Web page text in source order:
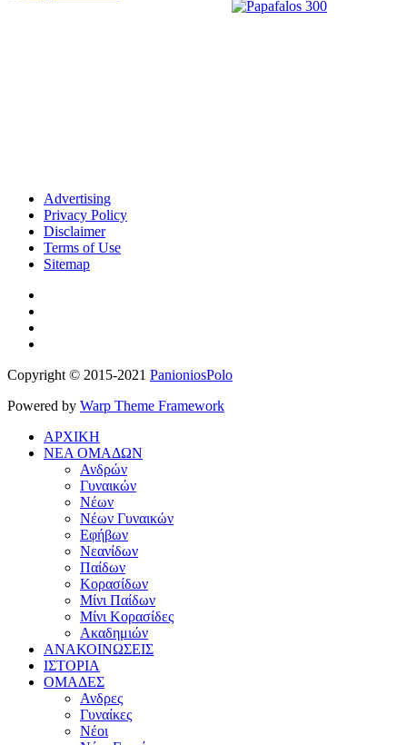
Advertising
Privacy Policy
Disclaimer
Terms of Use
Sitemap
Copyright © 2015-2021 PanioniosPolo
Powered by Warp Theme Framework
ΑΡΧΙΚΗ
ΝΕΑ ΟΜΑΔΩΝ
Ανδρών
Γυναικών
Νέων
Νέων Γυναικών
Εφήβων
Νεανίδων
Παίδων
Κορασίδων
Μίνι Παίδων
Μίνι Κορασίδες
Ακαδημιών
ΑΝΑΚΟΙΝΩΣΕΙΣ
ΙΣΤΟΡΙΑ
ΟΜΑΔΕΣ
Ανδρες
Γυναίκες
Νέοι